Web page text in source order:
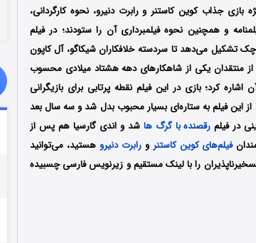
جذاب کوین کاستنر و رابرت دنیرو، نحوه کارگردانی،
و همچنین نحوه فیلمبرداری آن را ستودند؛ در فیلم
تشکیل می‌دهد تا سردسته خلافکاران شیکاگو، آل کاپون
از منتقدان یکی از شاهکارهای دهه هشتاد میلادی محسوب
کرد؛ بازی در این فیلم نقطه پرتابی برای بازیگرانی
این فیلم به ستاره‌ای بسیار محبوب بدل شد و سه سال بعد
در فیلم رقصنده با گرگ ها شد و اندی گارسیا هم پس از
فیلم‌های کوین کاستنر ورابرت دنیرو هستید، می‌توانید
را با لینک مستقیم و زیرنویس فارسی چسبیده